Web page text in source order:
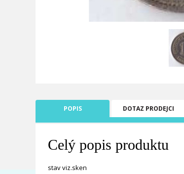
POPIS DOTAZ PRODEJCI
Celý popis produktu
stav viz.sken